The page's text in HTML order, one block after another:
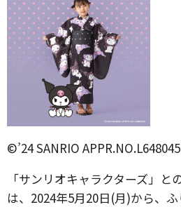
©’24 SANRIO APPR.NO.L648045
「サンリオキャラクターズ」
は、2024年5月20日(月)から、